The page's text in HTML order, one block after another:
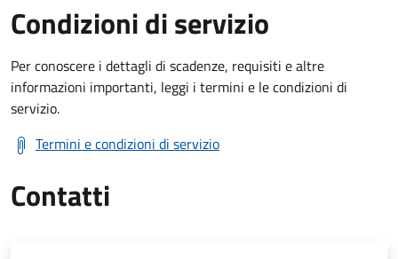
Condizioni di servizio
Per conoscere i dettagli di scadenze, requisiti e altre
informazioni importanti, leggi i termini e le condizioni di
servizio.
Termini e condizioni di servizio
Contatti